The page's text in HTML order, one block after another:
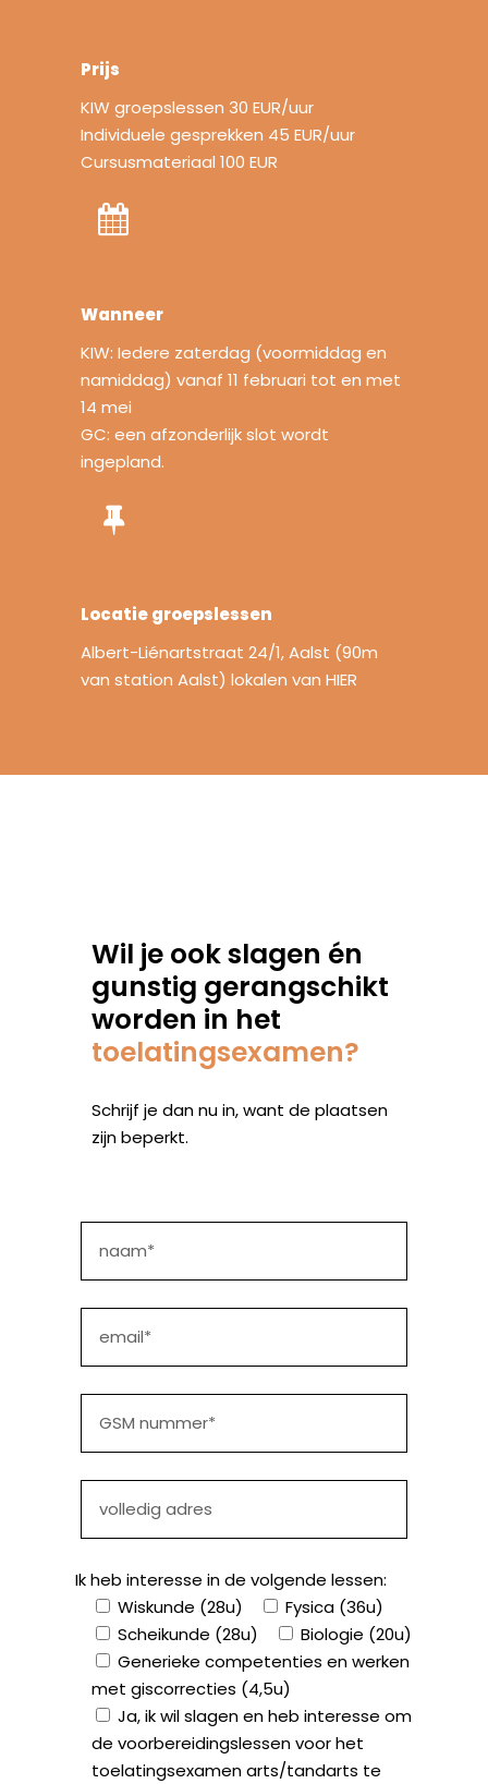
Prijs
KIW groepslessen 30 EUR/uur
Individuele gesprekken 45 EUR/uur
Cursusmateriaal 100 EUR
Wanneer
KIW: Iedere zaterdag (voormiddag en
namiddag) vanaf 11 februari tot en met
14 mei
GC: een afzonderlijk slot wordt
ingepland.
Locatie groepslessen
Albert-Liénartstraat 24/1, Aalst (90m
van station Aalst) lokalen van HIER
Wil je ook slagen én
gunstig gerangschikt
worden in het
toelatingsexamen?
Schrijf je dan nu in, want de plaatsen
zijn beperkt.
Ik heb interesse in de volgende lessen:
Wiskunde (28u)
Fysica (36u)
Scheikunde (28u)
Biologie (20u)
Generieke competenties en werken
met giscorrecties (4,5u)
Ja, ik wil slagen en heb interesse om
de voorbereidingslessen voor het
toelatingsexamen arts/tandarts te